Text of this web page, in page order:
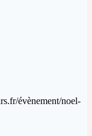
évènement/noel-